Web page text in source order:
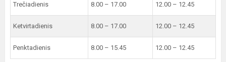
Trečiadienis 8.00 – 17.00 12.00 – 12.45
Ketvirtadienis 8.00 – 17.00 12.00 – 12.45
Penktadienis 8.00 – 15.45 12.00 – 12.45